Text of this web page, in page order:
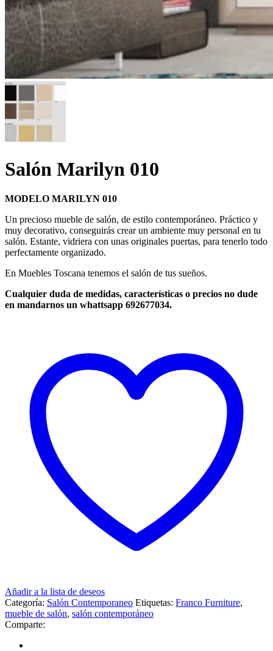
Salón Marilyn 010
MODELO MARILYN 010
Un precioso mueble de salón, de estilo contemporáneo. Práctico y
muy decorativo, conseguirás crear un ambiente muy personal en tu
salón. Estante, vidriera con unas originales puertas, para tenerlo todo
perfectamente organizado.
En Muebles Toscana tenemos el salón de tus sueños.
Cualquier duda de medidas, características o precios no dude
en mandarnos un whattsapp 692677034.
Añadir a la lista de deseos
Categoría: Salón Contemporaneo Etiquetas: Franco Furniture,
mueble de salón, salón contemporáneo
Comparte: